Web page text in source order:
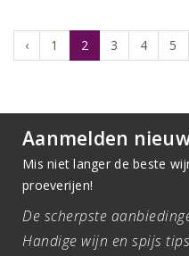
‹ 1 2 3 4 5
Aanmelden
Mis niet langer de beste
proeverijen!
De scherpste
Handige wijn en spijs tips